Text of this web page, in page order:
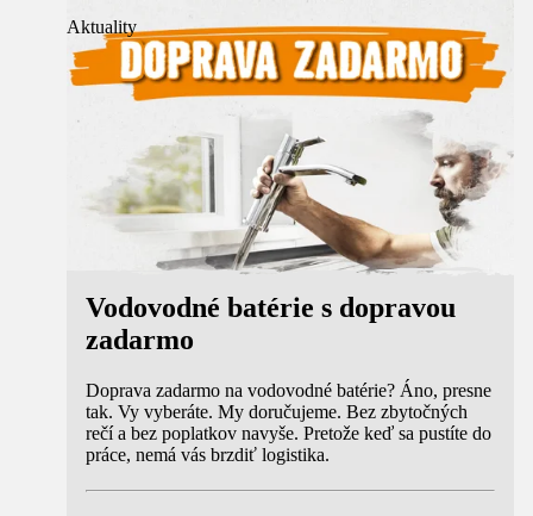
Aktuality
Vodovodné batérie s dopravou
zadarmo
Doprava zadarmo na vodovodné batérie? Áno, presne
tak. Vy vyberáte. My doručujeme. Bez zbytočných
rečí a bez poplatkov navyše. Pretože keď sa pustíte do
práce, nemá vás brzdiť logistika.